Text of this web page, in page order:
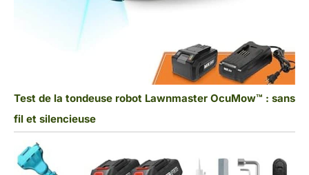
Test de la tondeuse robot Lawnmaster OcuMow™ : sans
fil et silencieuse